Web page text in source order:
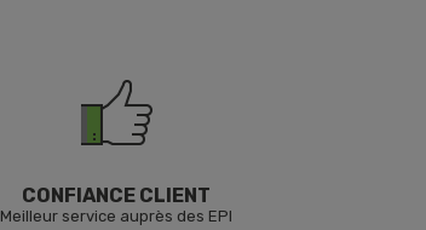
CONFIANCE CLIENT
Meilleur service auprès des EPI